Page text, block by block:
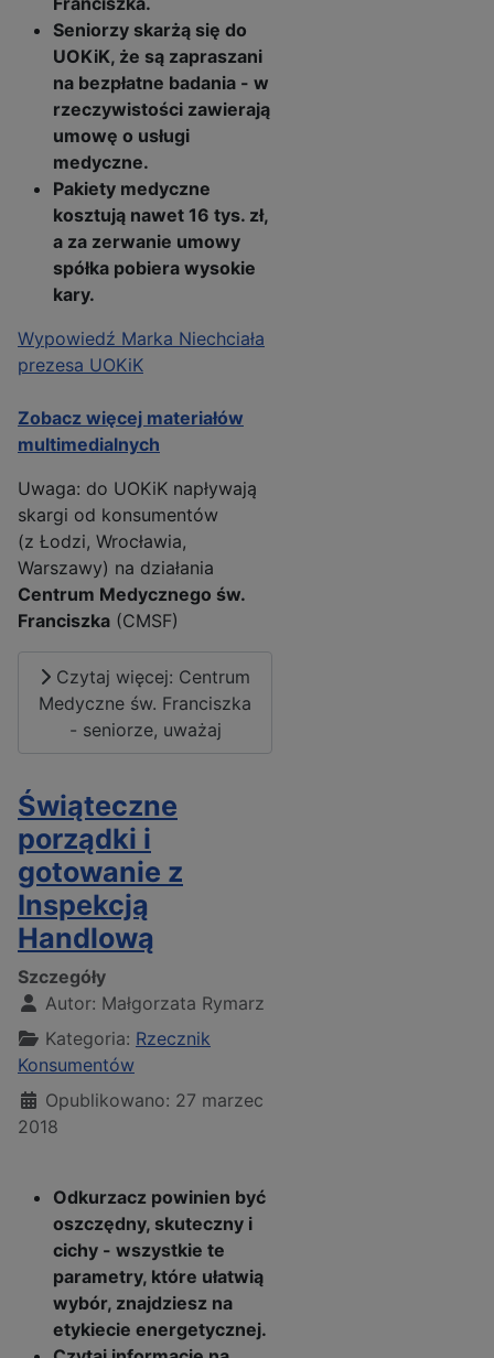
Seniorzy skarżą się do
UOKiK, że są zapraszani
na bezpłatne badania - w
rzeczywistości zawierają
umowę o usługi
medyczne.
Pakiety medyczne
kosztują nawet 16 tys. zł,
a za zerwanie umowy
spółka pobiera wysokie
kary.
Wypowiedź Marka Niechciała
prezesa UOKiK
Zobacz więcej materiałów
multimedialnych
Uwaga: do UOKiK napływają
skargi od konsumentów
(z Łodzi, Wrocławia,
Warszawy) na działania
Centrum Medycznego św.
Franciszka (CMSF)
Czytaj więcej: Centrum
Medyczne św. Franciszka
- seniorze, uważaj
Świąteczne
porządki i
gotowanie z
Inspekcją
Handlową
Szczegóły
Autor: Małgorzata Rymarz
Kategoria: Rzecznik
Konsumentów
Opublikowano: 27 marzec
2018
Odkurzacz powinien być
oszczędny, skuteczny i
cichy - wszystkie te
parametry, które ułatwią
wybór, znajdziesz na
etykiecie energetycznej.